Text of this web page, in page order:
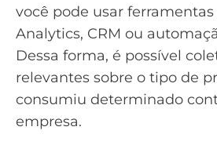
você pode usar
Analytics, CRM ou
Dessa forma, é possível
relevantes sobre o tipo de
consumiu determinado
empresa.